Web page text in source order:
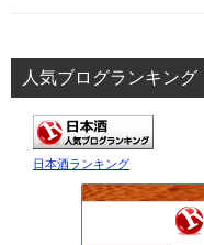
人気ブログランキング
日本酒ランキング